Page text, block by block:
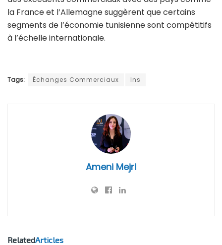
la France et l’Allemagne suggèrent que certains
segments de l’économie tunisienne sont compétitifs
à l’échelle internationale.
Tags: Échanges Commerciaux Ins
Ameni Mejri
RelatedArticles